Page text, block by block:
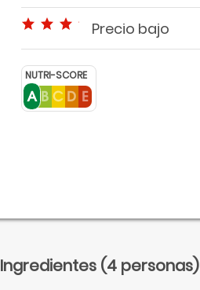
Precio bajo Precio bajo
NUTRI-SCORE
Ingredientes (4 personas)